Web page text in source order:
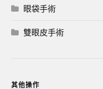
眼袋手術
雙眼皮手術
其他操作